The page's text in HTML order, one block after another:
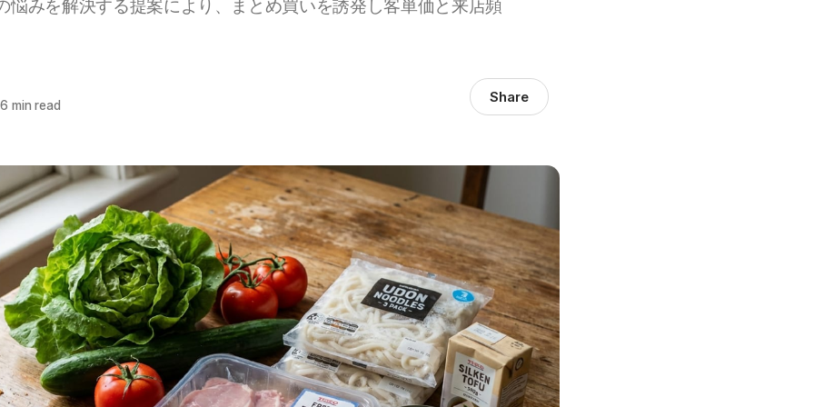
悩みを解決する提案により、まとめ買いを誘発し客単価と来店頻
min read Share